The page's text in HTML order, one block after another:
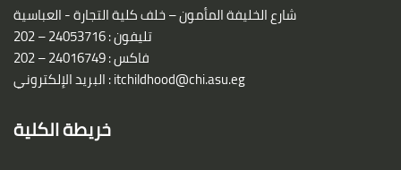
شارع الخليفة المأمون – خلف كلية التجارة - العباسية
تليفون : 24053716 – 202
فاكس : 24016749 – 202
البريد الإلكتروني :itchildhood@chi.asu.eg
خريطة الكلية